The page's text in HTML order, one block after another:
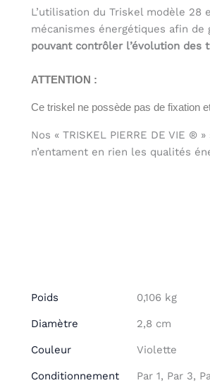
L’utilisation du Triskel modèle
mécanismes énergétiques afin
pouvant contrôler l’évolution des
ATTENTION :
Ce triskel ne possède pas de fixation
Nos « TRISKEL PIERRE DE VIE
n’entament en rien les qualités
Poids 0,106 kg
Diamètre 2,8 cm
Couleur Violette
Conditionnement Par 1, Par 3,